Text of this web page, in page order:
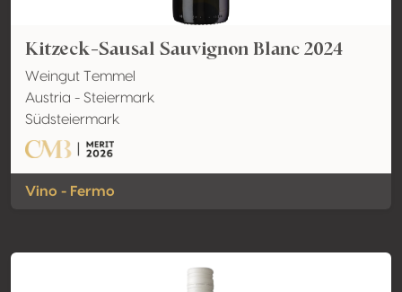
Kitzeck-Sausal Sauvignon Blanc 2024
Weingut Temmel
Austria - Steiermark
Südsteiermark
Vino - Fermo